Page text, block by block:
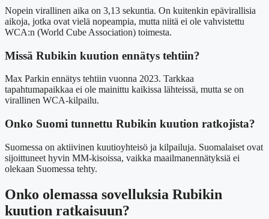
Nopein virallinen aika on 3,13 sekuntia. On kuitenkin epävirallisia
aikoja, jotka ovat vielä nopeampia, mutta niitä ei ole vahvistettu
WCA:n (World Cube Association) toimesta.
Missä Rubikin kuution ennätys tehtiin?
Max Parkin ennätys tehtiin vuonna 2023. Tarkkaa
tapahtumapaikkaa ei ole mainittu kaikissa lähteissä, mutta se on
virallinen WCA-kilpailu.
Onko Suomi tunnettu Rubikin kuution ratkojista?
Suomessa on aktiivinen kuutioyhteisö ja kilpailuja. Suomalaiset ovat
sijoittuneet hyvin MM-kisoissa, vaikka maailmanennätyksiä ei
olekaan Suomessa tehty.
Onko olemassa sovelluksia Rubikin
kuution ratkaisuun?